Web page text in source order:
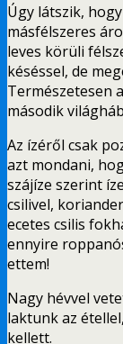
Úgy látszik,
másfélszeres
leves körüli
késéssel, de
Természetesen
második
Az ízéről csak
azt mondani,
szájíze szerint
csilivel,
ecetes csilis
ennyire
ettem!
Nagy hévvel
laktunk az
kellett.